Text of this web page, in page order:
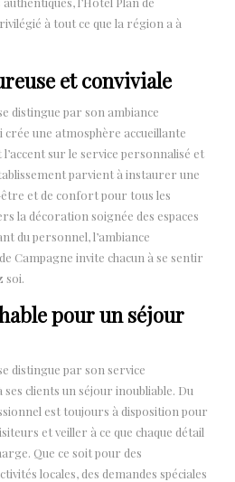
à tout ce que la région a à
et conviviale
distingue par son ambiance
crée une atmosphère accueillante
sur le service personnalisé et
parvient à instaurer une
et de confort pour tous les
la décoration soignée des espaces
du personnel, l’ambiance
Campagne invite chacun à se sentir
soi.
pour un séjour
distingue par son service
clients un séjour inoubliable. Du
est toujours à disposition pour
et veiller à ce que chaque détail
Que ce soit pour des
locales, des demandes spéciales